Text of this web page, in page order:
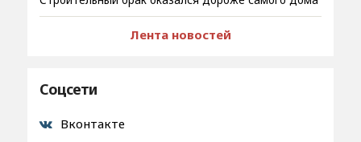
Лента новостей
Соцсети
Вконтакте